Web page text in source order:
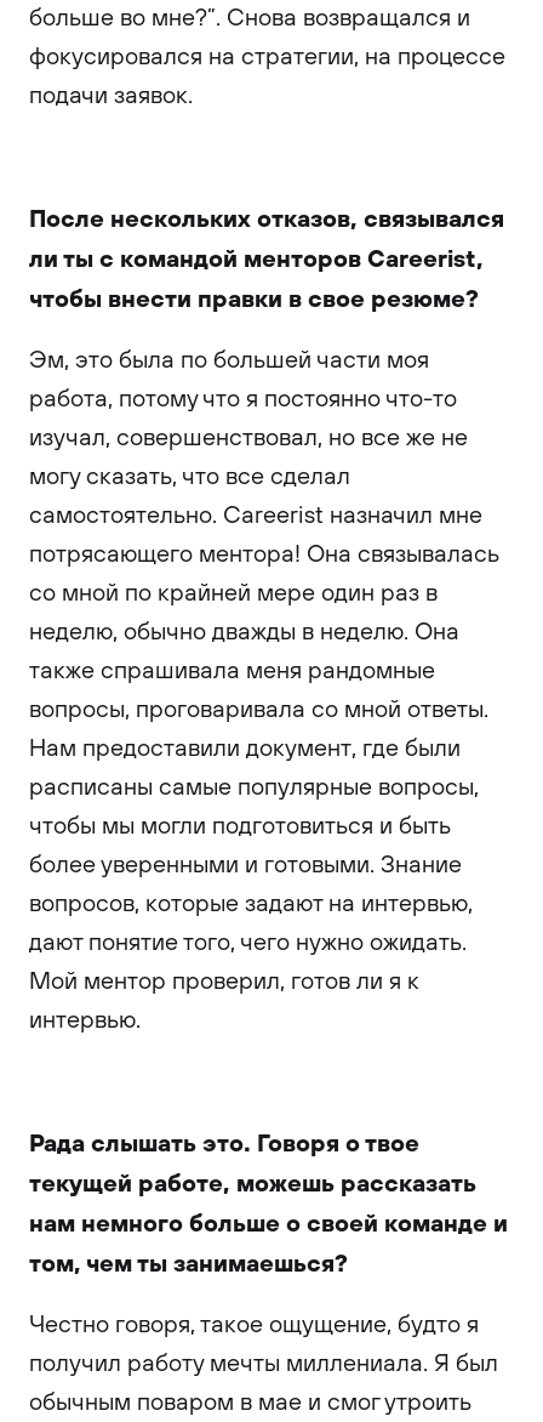
больше во мне?”. Снова возвращался и
фокусировался на стратегии, на процессе
подачи заявок.
После нескольких отказов, связывался
ли ты с командой менторов Careerist,
чтобы внести правки в свое резюме?
Эм, это была по большей части моя
работа, потому что я постоянно что-то
изучал, совершенствовал, но все же не
могу сказать, что все сделал
самостоятельно. Careerist назначил мне
потрясающего ментора! Она связывалась
со мной по крайней мере один раз в
неделю, обычно дважды в неделю. Она
также спрашивала меня рандомные
вопросы, проговаривала со мной ответы.
Нам предоставили документ, где были
расписаны самые популярные вопросы,
чтобы мы могли подготовиться и быть
более уверенными и готовыми. Знание
вопросов, которые задают на интервью,
дают понятие того, чего нужно ожидать.
Мой ментор проверил, готов ли я к
интервью.
Рада слышать это. Говоря о твое
текущей работе, можешь рассказать
нам немного больше о своей команде и
том, чем ты занимаешься?
Честно говоря, такое ощущение, будто я
получил работу мечты миллениала. Я был
обычным поваром в мае и смог утроить